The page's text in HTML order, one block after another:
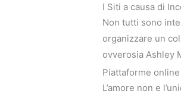
I Siti a causa di
Non tutti sono
organizzare un
ovverosia Ashley
Piattaforme
L’amore non e